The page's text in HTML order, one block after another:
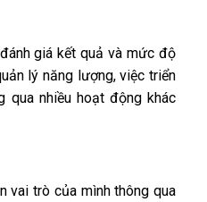
giá kết quả và mức độ
lý năng lượng, việc triển
qua nhiều hoạt động khác
vai trò của mình thông qua